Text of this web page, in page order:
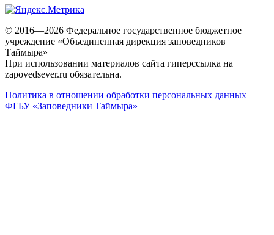
© 2016—2026 Федеральное государственное бюджетное
учреждение «Объединенная дирекция заповедников
Таймыра»
zapovedsever.ru обязательна.